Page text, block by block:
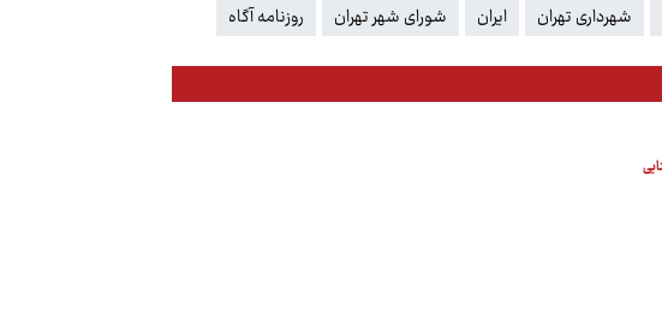
شهرداری تهران ایران شورای شهر تهران روزنامه آگاه